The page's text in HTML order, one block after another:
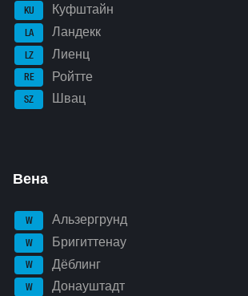
KU Куфштайн
LA Ландекк
LZ Лиенц
RE Ройтте
SZ Швац
Вена
W Альзергрунд
W Бригиттенау
W Дёблинг
W Донауштадт